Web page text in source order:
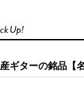
Up!
ギターの銘品【